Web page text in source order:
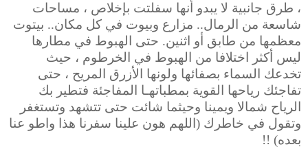
، طرق جانبية لا يبدو أنها سفلتت بإخلاص ، مساحات
شاسعة من الرمال.. مزارع وبيوت في كل مكان.. بيتوت
معظمها من طابق أو اثنين. حتى
الهبوط في مطارها
ليس أكثر اختلافا من الهبوط في الخرطوم ، حيث
تخدعك السماء بصفائها ولونها الأزرق المريح ، حتى
تفاجئك رياحها القوية بمطباتهـا المفاجئة فتطير بك
الرياح شمالا ويمينا وحيثما شائت حتى تتشهد وتستغفر
وتقول في خاطرك (اللهم هون علينا سفرنا هذا واطو عنا
بعده) !!